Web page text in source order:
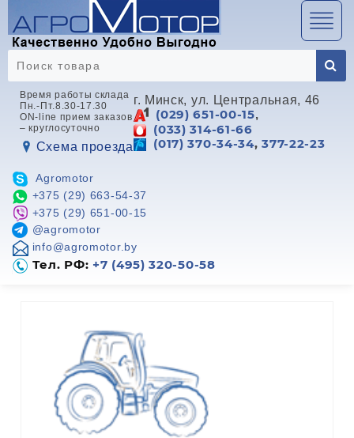
содержимому
Время работы склада
Пн.-Пт.8.30-17.30
ON-line прием заказов
– круглосуточно
Схема проезда
г. Минск, ул. Центральная, 46
(029) 651-00-15,
(033) 314-61-66
(017) 370-34-34,377-22-23
Agromotor
+375 (29) 663-54-37
+375 (29) 651-00-15
@agromotor
info@agromotor.by
Тел. РФ: +7 (495) 320-50-58